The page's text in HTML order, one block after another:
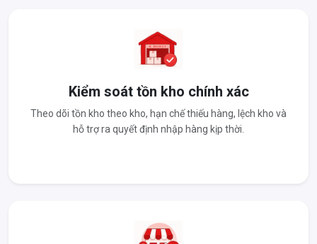
Kiểm soát tồn kho chính xác
Theo dõi tồn kho theo kho, hạn chế thiếu hàng, lệch kho và
hỗ trợ ra quyết định nhập hàng kịp thời.